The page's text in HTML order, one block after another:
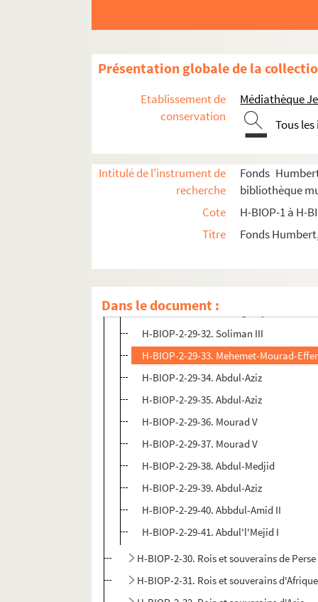
Présentation globale de la
Etablissement de
conservation
Médiathèque
Tous
Intitulé de l'instrument de
recherche
Fonds
bibliothèque
Cote
H-BIOP-1 à H-
Titre
Fonds
Dans le document :
H-BIOP-2-29-20. Bajazet
H-BIOP-2-29-22. Moyse
H-BIOP-2-29-23. Amurat II
H-BIOP-2-29-24. Amurat II
H-BIOP-2-29-25. Mahomet I
H-BIOP-2-29-29. Bajazet II
H-BIOP-2-29-30. Bajazet II
H-BIOP-2-29-31. Aureng-Zeyb
H-BIOP-2-29-32. Soliman III
H-BIOP-2-29-33. Mehemet-Mourad-
H-BIOP-2-29-34. Abdul-Aziz
H-BIOP-2-29-35. Abdul-Aziz
H-BIOP-2-29-36. Mourad V
H-BIOP-2-29-37. Mourad V
H-BIOP-2-29-38. Abdul-Medjid
H-BIOP-2-29-39. Abdul-Aziz
H-BIOP-2-29-40. Abbdul-Amid II
H-BIOP-2-29-41. Abdul'l'Mejid I
H-BIOP-2-30. Rois et souverains de Perse
H-BIOP-2-31. Rois et souverains d'Afrique